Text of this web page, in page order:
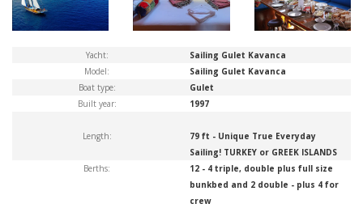
Yacht:
Sailing Gulet Kavanca
Model:
Sailing Gulet Kavanca
Boat type:
Gulet
Built year:
1997
Length:
79 ft - Unique True Everyday
Sailing! TURKEY or GREEK ISLANDS
Berths:
12 - 4 triple, double plus full size
bunkbed and 2 double - plus 4 for
crew